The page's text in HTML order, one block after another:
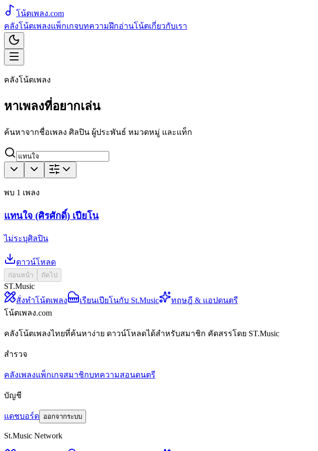
โน้ตเพลง.com
คลังโน้ตเพลงแพ็กเกจบทความฝึกอ่านโน้ตเกี่ยวกับเรา
คลังโน้ตเพลง
หาเพลงที่อยากเล่น
ค้นหาจากชื่อเพลง ศิลปิน ผู้ประพันธ์ หมวดหมู่ และแท็ก
พบ 1 เพลง
แทนใจ (ศิรศักดิ์) เปียโน
ไม่ระบุศิลปิน
ดาวน์โหลด
ก่อนหน้า ถัดไป
ST.Music
สั่งทำโน้ตเพลง
เรียนเปียโนกับ St.Music
ทฤษฎี & แอปดนตรี
โน้ตเพลง.com
คลังโน้ตเพลงไทยที่ค้นหาง่าย ดาวน์โหลดได้สำหรับสมาชิก คัดสรรโดย ST.Music
สำรวจ
คลังเพลงแพ็กเกจสมาชิกบทความสอนดนตรี
บัญชี
แดชบอร์ด ออกจากระบบ
St.Music Network